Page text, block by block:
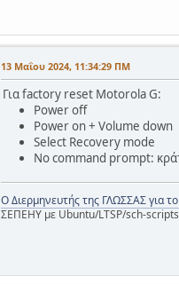
13 Μαΐου 2024, 11:34:29 ΠΜ
Για factory reset Motorola G:
Power off
Power on + Volume down
Select Recovery mode
No command prompt:
Ο Διερμηνευτής της ΓΛΩΣΣΑΣ για
ΣΕΠΕΗΥ με Ubuntu/LTSP/sch-